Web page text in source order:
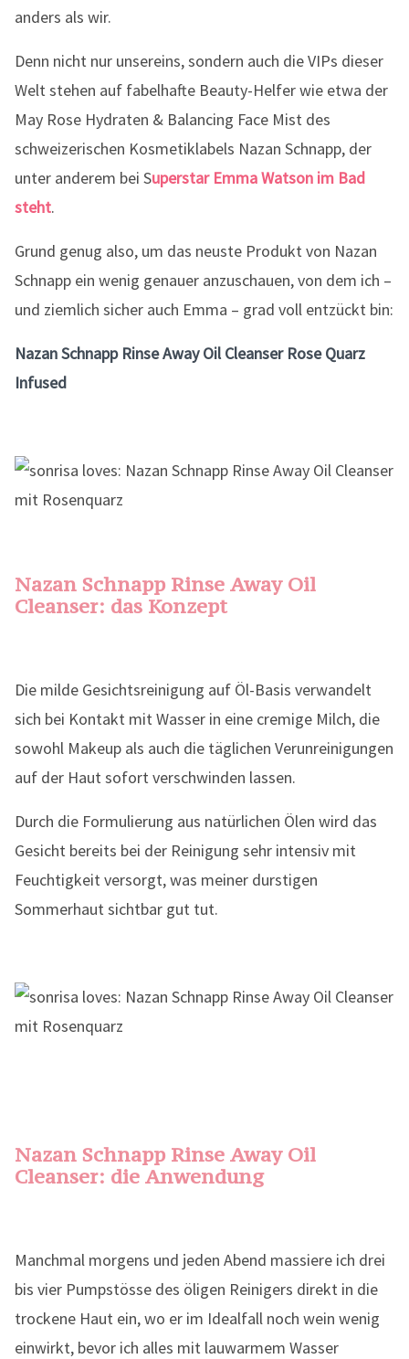
anders als wir.
Denn nicht nur unsereins, sondern auch die VIPs dieser
Welt stehen auf fabelhafte Beauty-Helfer wie etwa der
May Rose Hydraten & Balancing Face Mist des
schweizerischen Kosmetiklabels Nazan Schnapp, der
unter anderem bei Superstar Emma Watson im Bad
steht.
Grund genug also, um das neuste Produkt von Nazan
Schnapp ein wenig genauer anzuschauen, von dem ich –
und ziemlich sicher auch Emma – grad voll entzückt bin:
Nazan Schnapp Rinse Away Oil Cleanser Rose Quarz
Infused
Nazan Schnapp Rinse Away Oil
Cleanser: das Konzept
Die milde Gesichtsreinigung auf Öl-Basis verwandelt
sich bei Kontakt mit Wasser in eine cremige Milch, die
sowohl Makeup als auch die täglichen Verunreinigungen
auf der Haut sofort verschwinden lassen.
Durch die Formulierung aus natürlichen Ölen wird das
Gesicht bereits bei der Reinigung sehr intensiv mit
Feuchtigkeit versorgt, was meiner durstigen
Sommerhaut sichtbar gut tut.
Nazan Schnapp Rinse Away Oil
Cleanser: die Anwendung
Manchmal morgens und jeden Abend massiere ich drei
bis vier Pumpstösse des öligen Reinigers direkt in die
trockene Haut ein, wo er im Idealfall noch wein wenig
einwirkt, bevor ich alles mit lauwarmem Wasser